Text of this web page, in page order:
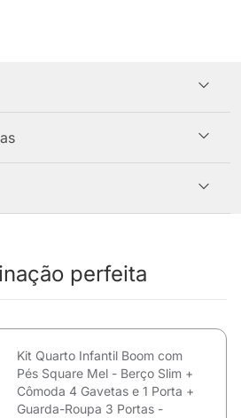
perfeita
Kit Quarto Infantil Boom com
Pés Square Mel - Berço Slim +
Cômoda 4 Gavetas e 1 Porta +
Guarda-Roupa 3 Portas -